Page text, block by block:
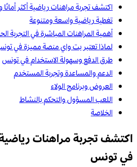
اكتشف تجربة مراهنات رياضية أكثر
تغطية رياضية واسعة ومتنوعة
أهمية المراهنات المباشرة في التجربة
لماذا تعتبر بت واي منصة مميزة في
طرق الدفع وسهولة الاستخدام في تونس
الدعم والمساعدة وتجربة المستخدم
العروض وبرنامج الولاء
اللعب المسؤول والتحكم بالنشاط
الخلاصة
اكتشف تجربة مراهنات رياضية
في تونس